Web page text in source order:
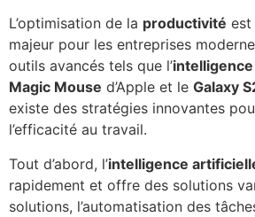
L’optimisation de la productivité est
majeur pour les entreprises
outils avancés tels que l’
Magic Mouse d’Apple et le Galaxy
existe des stratégies innovantes
l’efficacité au travail.
Tout d’abord, l’intelligence
rapidement et offre des solutions
solutions, l’automatisation des